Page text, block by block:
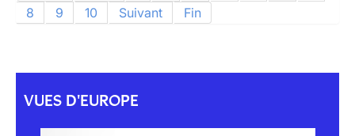
8
9 10 Suivant Fin
VUES D'EUROPE